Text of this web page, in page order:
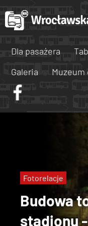
Dla pasażera
Galeria
Muzeum
Budowa
stadionu
Fotorelacje